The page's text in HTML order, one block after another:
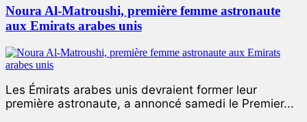
Noura Al-Matroushi, première femme astronaute
aux Emirats arabes unis
Les Émirats arabes unis devraient former leur
première astronaute, a annoncé samedi le Premier...